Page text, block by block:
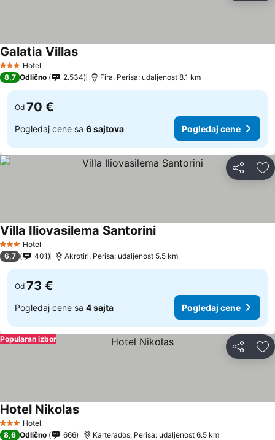
3 Zvezdice
Hotel
Galatia VillasPogledaj cene
8,7 Odlično 2.534 Fira, Perisa: udaljenost 8.1 km
Od 70 €
Pogledaj cene sa 6 sajtova Pogledaj cene
Deli
3 Zvezdice
Hotel
Villa Iliovasilema SantoriniPogledaj cene
6,7 401 Akrotiri, Perisa: udaljenost 5.5 km
Od 73 €
Pogledaj cene sa 4 sajta Pogledaj cene
Deli
Popularan izbor
3 Zvezdice
Hotel
Hotel NikolasPogledaj cene
8,6 Odlično 666 Karterados, Perisa: udaljenost 6.5 km